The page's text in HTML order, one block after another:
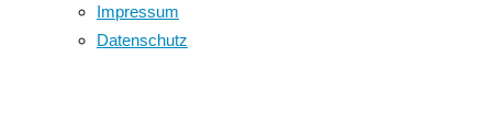
Impressum
Datenschutz